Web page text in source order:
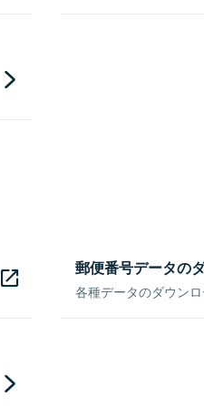
郵便番号データの
各種データのダウン